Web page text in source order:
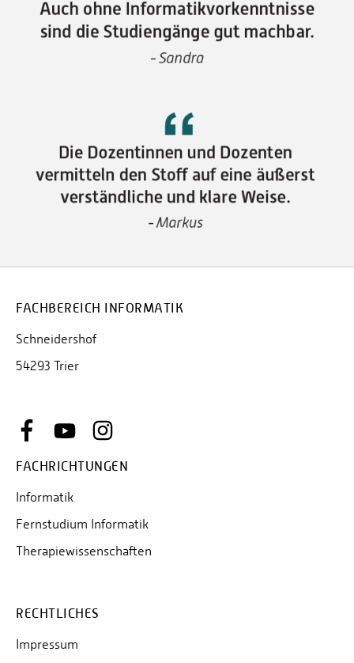
FACHBEREICH INFORMATIK
Schneidershof
54293 Trier
FACHRICHTUNGEN
Informatik
Fernstudium Informatik
Therapiewissenschaften
RECHTLICHES
Impressum